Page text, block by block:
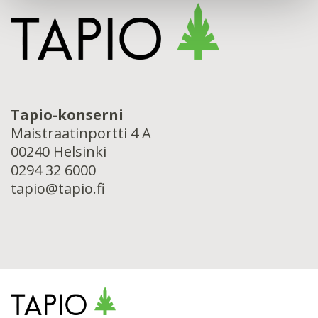
Tapio-konserni
Maistraatinportti 4 A
00240 Helsinki
0294 32 6000
tapio@tapio.fi